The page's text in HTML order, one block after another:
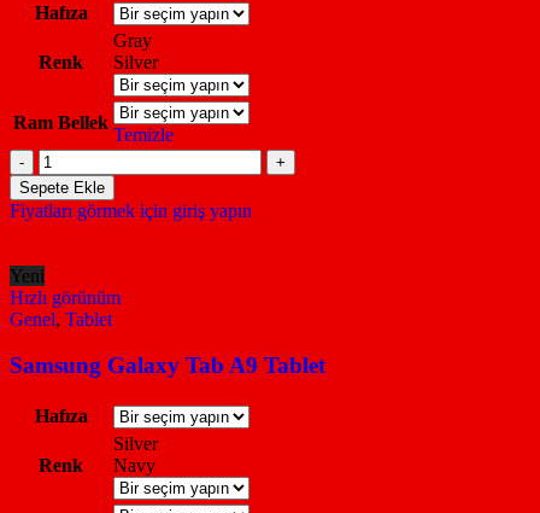
Hafıza
Renk
Gray
Silver
Ram Bellek
Temizle
Samsung
Galaxy
Tab
A9
adet
Sepete Ekle
Fiyatları görmek için giriş yapın
Yeni
Hızlı görünüm
Genel, Tablet
Samsung Galaxy Tab A9 Tablet
Hafıza
Renk
Silver
Navy